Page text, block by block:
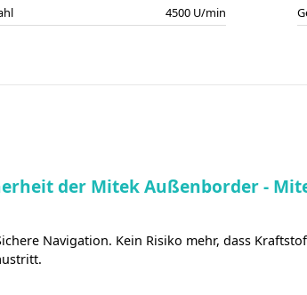
4500 U/min
der Mitek Außenborder -
Navigation. Kein Risiko mehr, dass